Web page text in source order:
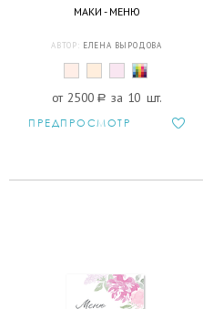
МАКИ - МЕНЮ
АВТОР: ЕЛЕНА ВЫРОДОВА
от 2500 a за 10 шт.
ПРЕДПРОСМОТР